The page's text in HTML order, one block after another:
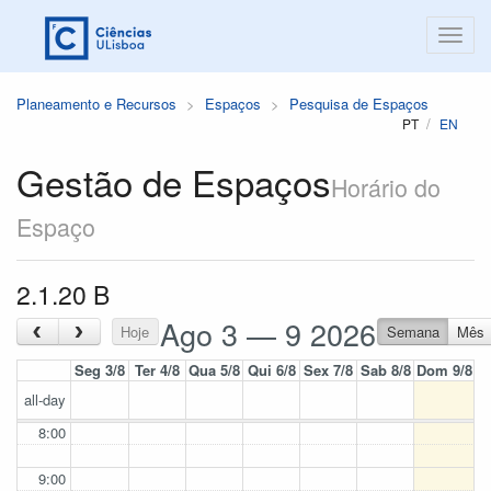
Planeamento e Recursos Espaços Pesquisa de Espaços
PT EN
Gestão de EspaçosHorário do
Espaço
2.1.20 B
‹ › Hoje Ago 3 — 9 2026 Semana
Mês
Seg 3/8 Ter 4/8 Qua 5/8 Qui 6/8 Sex 7/8 Sab 8/8 Dom 9/8
all-day
8:00
9:00